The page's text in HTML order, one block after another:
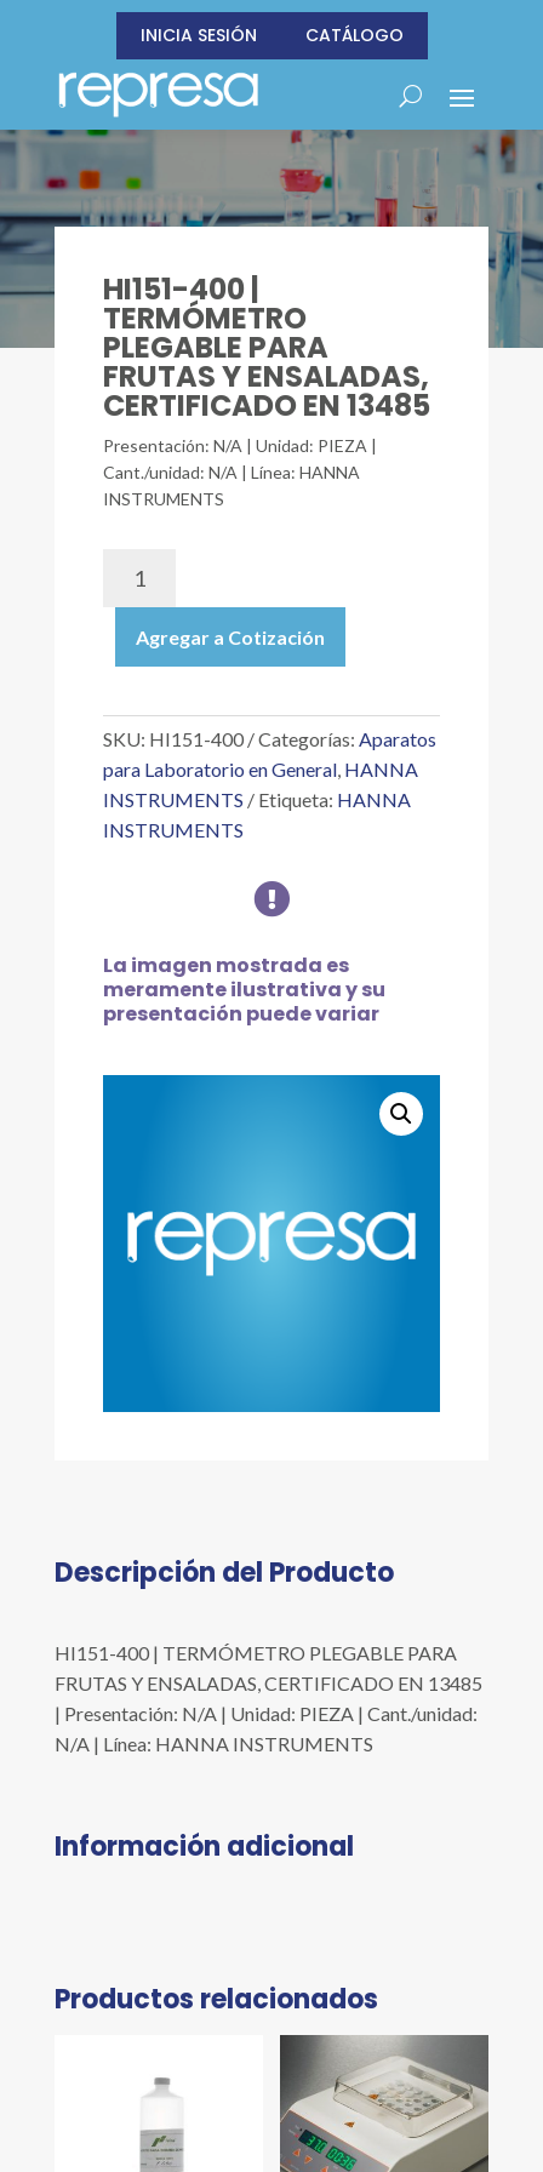
INICIA SESIÓN CATÁLOGO
HI151-400 |
TERMÓMETRO
PLEGABLE PARA
FRUTAS Y ENSALADAS,
CERTIFICADO EN 13485
Presentación: N/A | Unidad: PIEZA |
Cant./unidad: N/A | Línea: HANNA
INSTRUMENTS
TERMÓMETRO
PLEGABLE
FRUTAS
ENSALADAS,
CERTIFICADO
EN
Agregar a Cotización
SKU: HI151-400 Categorías: Aparatos
para Laboratorio en General, HANNA
INSTRUMENTS
Etiqueta: HANNA
INSTRUMENTS

La imagen mostrada es
meramente ilustrativa y su
presentación puede variar
Descripción del Producto
HI151-400 | TERMÓMETRO PLEGABLE PARA
FRUTAS Y ENSALADAS, CERTIFICADO EN 13485
| Presentación: N/A | Unidad: PIEZA | Cant./unidad:
N/A | Línea: HANNA INSTRUMENTS
Información adicional
Productos relacionados